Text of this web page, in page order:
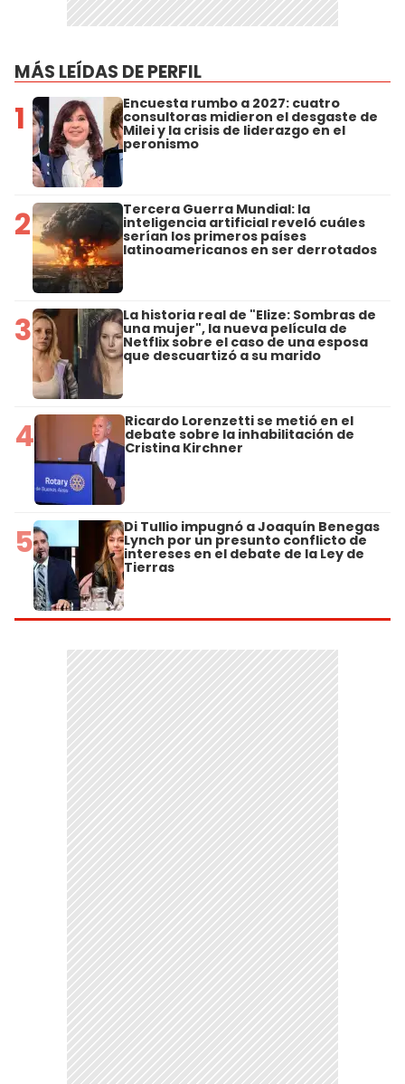
MÁS LEÍDAS DE PERFIL
1 Encuesta rumbo a 2027: cuatro
consultoras midieron el desgaste de
Milei y la crisis de liderazgo en el
peronismo
2 Tercera Guerra Mundial: la
inteligencia artificial reveló cuáles
serían los primeros países
latinoamericanos en ser derrotados
3 La historia real de "Elize: Sombras de
una mujer", la nueva película de
Netflix sobre el caso de una esposa
que descuartizó a su marido
4 Ricardo Lorenzetti se metió en el
debate sobre la inhabilitación de
Cristina Kirchner
5 Di Tullio impugnó a Joaquín Benegas
Lynch por un presunto conflicto de
intereses en el debate de la Ley de
Tierras